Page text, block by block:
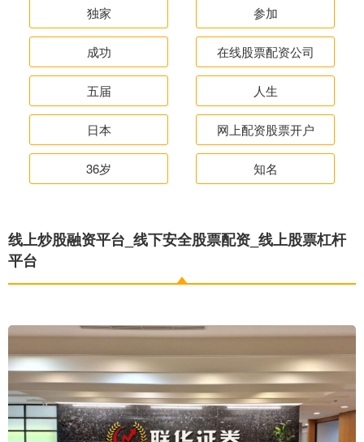
独家 参加
成功 在线股票配资公司
五届 人生
日本 网上配资股票开户
36岁 知名
线上炒股融资平台_线下安全股票配资_线上股票杠杆
平台